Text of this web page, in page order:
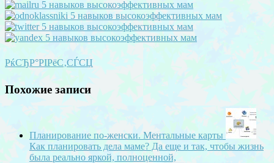
РќСЂР°РІРёС‚СЃСЏ
Похожие записи
Планирование по-женски. Ментальные карты
Как планировать дела маме? Да еще и так, чтобы жизнь
была реально яркой, полноценной,